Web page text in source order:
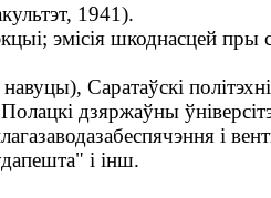
1941).
эмісія шкоднасцей пры
Саратаўскі
дзяржаўны
і
і інш.